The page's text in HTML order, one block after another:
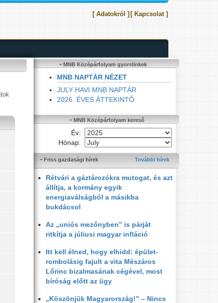
[ Adatokról ] [ Kapcsolat ]
MNB Középárfolyam gyorslinkek
MNB NAPTÁR NÉZET
JULY HAVI MNB NAPTÁR
2026. ÉVES ÁTTEKINTŐ
MNB Középárfolyam kereső
Év:
Hónap:
Friss gazdasági hírek További hírek
Rétvári a gáztározókra mutogat, és azt
állítja, a kormány egyik
energiaválságból a másikba
bukdácsol
Az „uniós mezőnyben” is párját
ritkítja a júliusi magyar infláció
Itt kell élned, hogy elhidd: épület-
rombolásig fajult a vita Mészáros
Lőrinc bizalmasának cégével, most
bíróság előtt az ügy
„Köszönjük Magyarország!” – Nincs